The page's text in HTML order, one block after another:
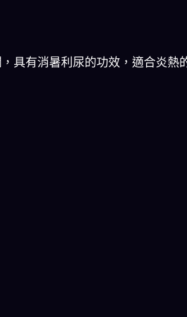
具有消暑利尿的功效，適合炎熱